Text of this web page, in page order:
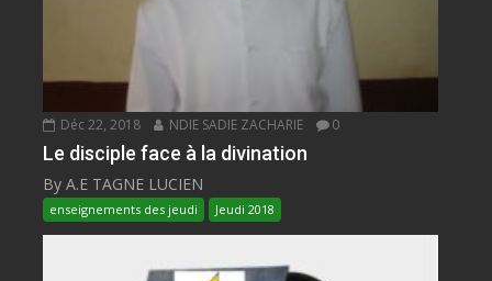
Déc 22, 2018 NDIE SADIE ZACHARIE 0
Le disciple face à la divination
By A.E TAGNE LUCIEN
enseignements des jeudi Jeudi 2018